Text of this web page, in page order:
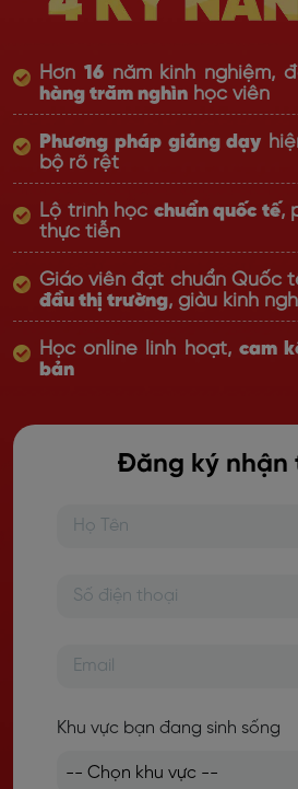
Hơn 16năm kinh nghiệm,
hàng trăm nghìn học viên
Phương pháp giảng dạy
bộ rõ rệt
Lộ trình học chuẩn quốc tế,
thực tiễn
Giáo viên đạt chuẩn Quốc
đầu thị trường, giàu kinh
Học online linh hoạt, cam
bản
Đăng ký nhận
Khu vực bạn đang sinh sống